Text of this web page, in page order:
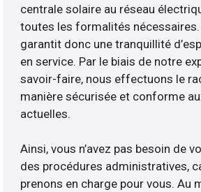
centrale solaire au réseau
toutes les formalités nécessaires.
garantit donc une tranquillité
en service. Par le biais de notre
savoir-faire, nous effectuons le
manière sécurisée et conforme
actuelles.
Ainsi, vous n’avez pas besoin de
des procédures administratives,
prenons en charge pour vous. Au